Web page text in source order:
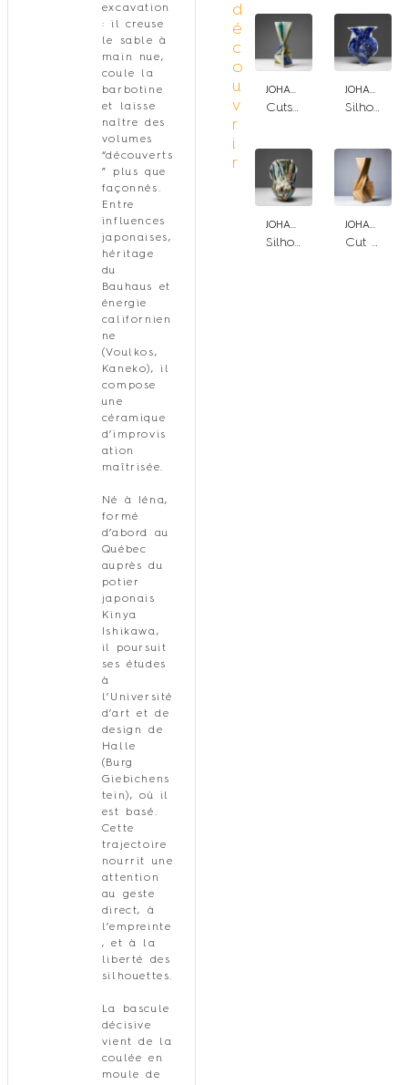
excavation
: il creuse
le sable à
main nue,
coule la
barbotine
et laisse
naître des
volumes
“découverts
” plus que
façonnés.
Entre
influences
japonaises,
héritage
du
Bauhaus et
énergie
californien
ne
(Voulkos,
Kaneko), il
compose
une
céramique
d’improvis
ation
maîtrisée.
Né à Iéna,
formé
d’abord au
Québec
auprès du
potier
japonais
Kinya
Ishikawa,
il poursuit
ses études
à
l’Université
d’art et de
design de
Halle
(Burg
Giebichens
tein), où il
est basé.
Cette
trajectoire
nourrit une
attention
au geste
direct, à
l’empreinte
, et à la
liberté des
silhouettes.
La bascule
décisive
vient de la
coulée en
moule de
d
é
c
o
u
v
r
i
r
JOHANNES NAGEL
Cuts #98
JOHANNES NAGEL
Silhouette #78
JOHANNES NAGEL
Silhouette #89
JOHANNES NAGEL
Cut #120 (gold)